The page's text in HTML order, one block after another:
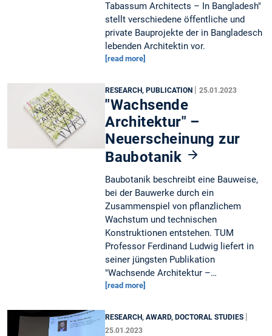
Tabassum Architects – In Bangladesh"
stellt verschiedene öffentliche und
private Bauprojekte der in Bangladesch
lebenden Architektin vor.
[read more]
RESEARCH, PUBLICATION |25.01.2023
"Wachsende
Architektur" –
Neuerscheinung zur
Baubotanik
Baubotanik beschreibt eine Bauweise,
bei der Bauwerke durch ein
Zusammenspiel von pflanzlichem
Wachstum und technischen
Konstruktionen entstehen. TUM
Professor Ferdinand Ludwig liefert in
seiner jüngsten Publikation
"Wachsende Architektur –…
[read more]
RESEARCH, AWARD, DOCTORAL STUDIES
25.01.2023